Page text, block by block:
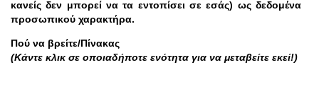
κανείς δεν μπορεί να τα εντοπίσει σε εσάς) ως δεδομένα
προσωπικού χαρακτήρα.
Πού να βρείτε/Πίνακας
(Κάντε κλικ σε οποιαδήποτε ενότητα για να μεταβείτε εκεί!)